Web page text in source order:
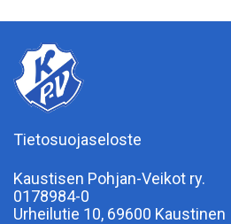
Tietosuojaseloste
Kaustisen Pohjan-Veikot ry.
0178984-0
Urheilutie 10, 69600 Kaustinen